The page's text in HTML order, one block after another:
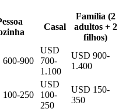
Casal
Família (2
adultos + 2
filhos)
600-900
USD
700-
1.100
USD 900-
1.400
100-250
USD
100-
250
USD 150-
350